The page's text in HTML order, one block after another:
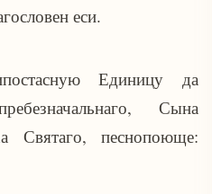
еси.
Единицу да
Сына
Святаго, песнопоюще: